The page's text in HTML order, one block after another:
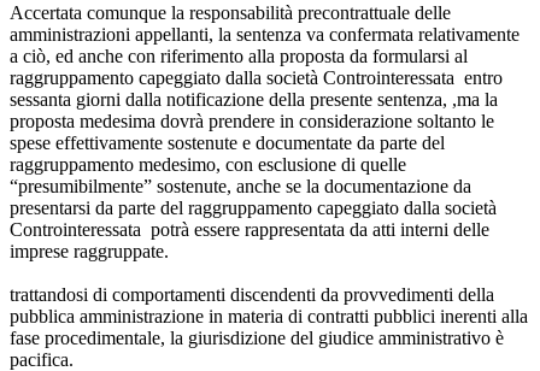
Accertata comunque la responsabilità precontrattuale delle
amministrazioni appellanti, la sentenza va confermata relativamente
a ciò, ed anche con riferimento alla proposta da formularsi al
raggruppamento capeggiato dalla società Controinteressata entro
sessanta giorni dalla notificazione della presente sentenza, ,ma la
proposta medesima dovrà prendere in considerazione soltanto le
spese effettivamente sostenute e documentate da parte del
raggruppamento medesimo, con esclusione di quelle
“presumibilmente” sostenute, anche se la documentazione da
presentarsi da parte del raggruppamento capeggiato dalla società
Controinteressata potrà essere rappresentata da atti interni delle
imprese raggruppate.
trattandosi di comportamenti discendenti da provvedimenti della
pubblica amministrazione in materia di contratti pubblici inerenti alla
fase procedimentale, la giurisdizione del giudice amministrativo è
pacifica.